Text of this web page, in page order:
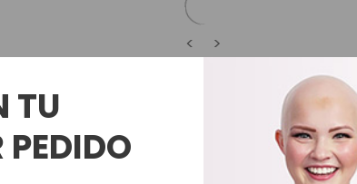
< >
Productos Relacionados
TU
PEDIDO